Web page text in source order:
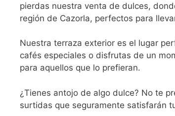
pierdas nuestra venta de dulces,
región de Cazorla, perfectos para
Nuestra terraza exterior es el lugar
cafés especiales o disfrutas de un
para aquellos que lo prefieran.
¿Tienes antojo de algo dulce? No te
surtidas que seguramente satisfarán